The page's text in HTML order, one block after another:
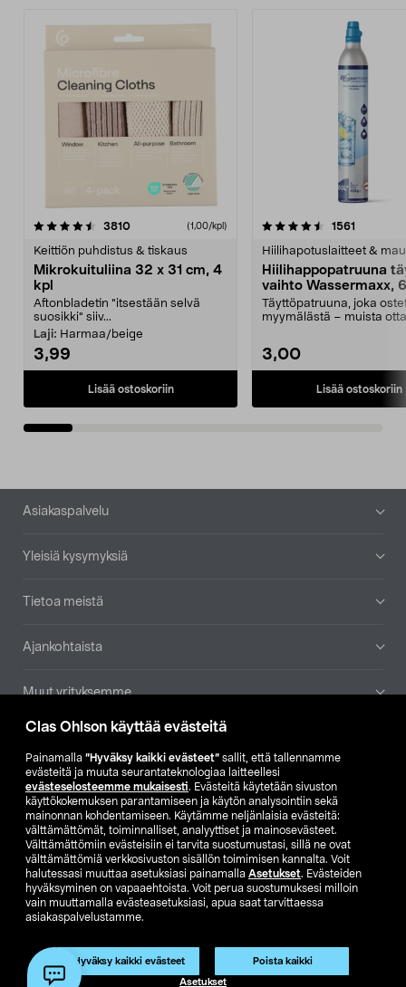
Clas Ohlson käyttää evästeitä
Painamalla ”Hyväksy kaikki evästeet” sallit, että tallennamme
evästeitä ja muuta seurantateknologiaa laitteellesi
evästeselosteemme mukaisesti. Evästeitä käytetään sivuston
käyttökokemuksen parantamiseen ja käytön analysointiin sekä
mainonnan kohdentamiseen. Käytämme neljänlaisia evästeitä:
välttämättömät, toiminnalliset, analyyttiset ja mainosevästeet.
Välttämättömiin evästeisiin ei tarvita suostumustasi, sillä ne ovat
välttämättömiä verkkosivuston sisällön toimimisen kannalta. Voit
halutessasi muuttaa asetuksiasi painamalla Asetukset. Evästeiden
hyväksyminen on vapaaehtoista. Voit perua suostumuksesi milloin
vain muuttamalla evästeasetuksiasi, apua saat tarvittaessa
asiakaspalvelustamme.
Hyväksy kaikki evästeet Poista kaikki
Asetukset
Tuote on poistunut
Tuotenro: 51-668
3810arvostelut (1,00/kpl)
Keittiön puhdistus & tiskaus
Mikrokuituliina 32 x 31 cm, 4
kpl
Aftonbladetin "itsestään selvä
suosikki" siiv...
Laji: Harmaa/beige
3,99
Lisää ostoskoriin
4.5viidestä
1561
Hiilihapotuslaitteet &
Hiilihappopatruuna
vaihto Wassermaxx,
Täyttöpatruuna, joka
myymälästä – muista
3,00
Lisää ostoskoriin
4.5viidestä
Alatunniste
Asiakaspalvelu
Yleisiä kysymyksiä
Tietoa meistä
Ajankohtaista
Muut yrityksemme
Etsi myymälä
SE NO FI
FI SV
Näytä hinnat ilman ALV:a